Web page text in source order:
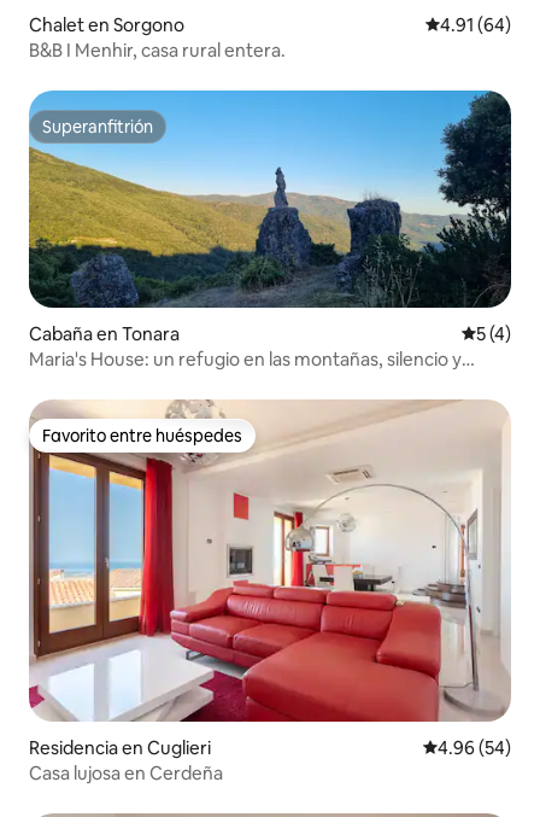
Chalet en Sorgono Calificación
4.91 (64)
B&B I Menhir, casa rural entera.
Superanfitrión
Superanfitrión
Cabaña en Tonara
5 (4)
Maria's House: un refugio en las montañas, silencio y
Favorito entre huéspedes
Favorito entre huéspedes
Residencia en Cuglieri Calificación
4.96 (54)
Casa lujosa en Cerdeña